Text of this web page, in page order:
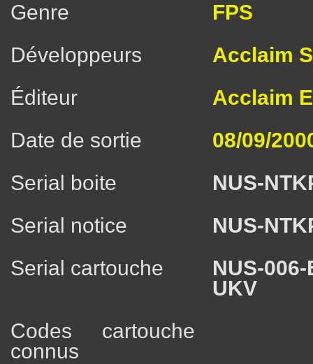
Genre
FPS
Développeurs
Acclaim
Éditeur
Acclaim
Date de sortie
08/09/
Serial boite
NUS-
Serial notice
NUS-
Serial cartouche
NUS-
UKV
Codes cartouche
connus